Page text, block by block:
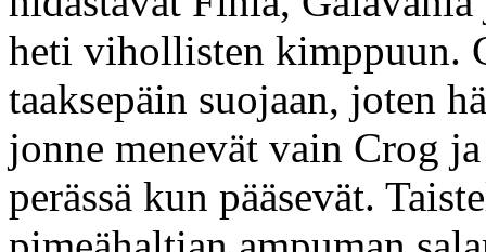
heti vihollisten kimppuun.
taaksepäin suojaan, joten
jonne menevät vain Crog
perässä kun pääsevät.